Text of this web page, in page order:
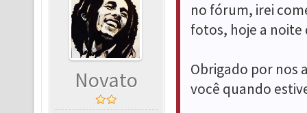
Novato
no fórum, irei
fotos, hoje a
Obrigado por nos
você quando